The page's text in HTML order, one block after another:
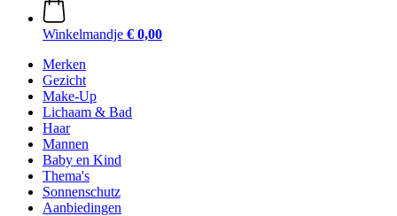
Winkelmandje € 0,00
Merken
Gezicht
Make-Up
Lichaam & Bad
Haar
Mannen
Baby en Kind
Thema's
Sonnenschutz
Aanbiedingen